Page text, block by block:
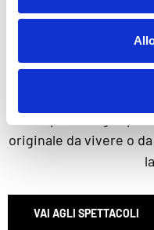
Scopri tutti gli
originale da vivere o
VAI AGLI SPETTACOLI